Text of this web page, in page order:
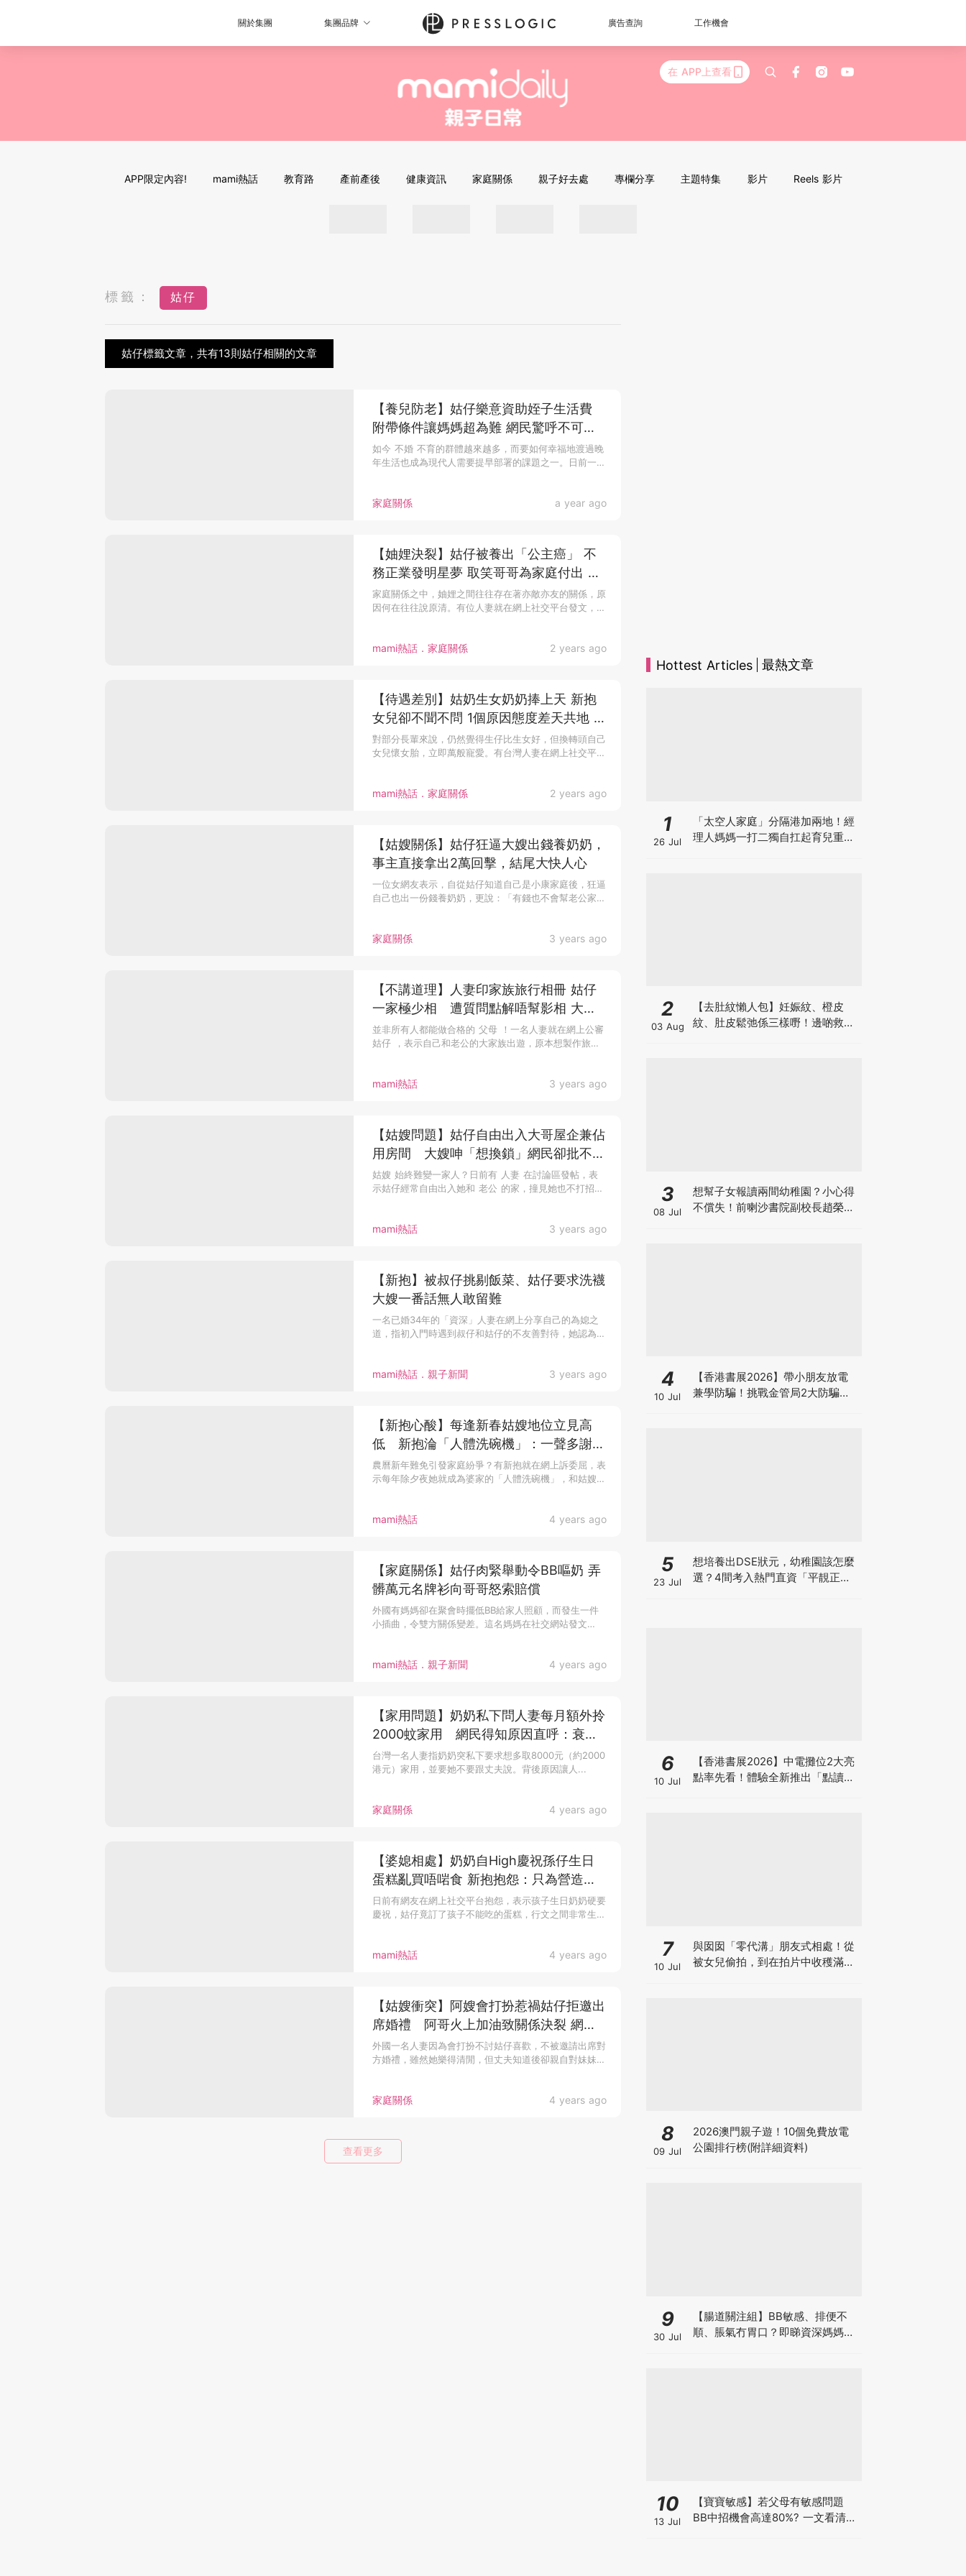
關於集團 集團品牌 廣告查詢 工作機會
在 APP上查看
APP限定內容! mami熱話 教育路 產前產後 健康資訊 家庭關係 親子好去處 專欄分享 主題特集 影片 Reels 影片
標籤： 姑仔
姑仔標籤文章，共有13則姑仔相關的文章
家庭關係 a year ago
【養兒防老】姑仔樂意資助姪子生活費
附帶條件讓媽媽超為難 網民驚呼不可答
應
如今 不婚 不育的群體越來越多，而要如何幸福地渡過晚
年生活也成為現代人需要提早部署的課題之一。日前一名
mami熱話．家庭關係 2 years ago
【妯娌決裂】姑仔被養出「公主癌」 不
務正業發明星夢 取笑哥哥為家庭付出 阿
嫂大反擊
家庭關係之中，妯娌之間往往存在著亦敵亦友的關係，原
因何在往往說原清。有位人妻就在網上社交平台發文，
mami熱話．家庭關係 2 years ago
【待遇差別】姑奶生女奶奶捧上天 新抱
女兒卻不聞不問 1個原因態度差天共地 人
妻超生氣
對部分長輩來說，仍然覺得生仔比生女好，但換轉頭自己
女兒懷女胎，立即萬般寵愛。有台灣人妻在網上社交平
家庭關係 3 years ago
【姑嫂關係】姑仔狂逼大嫂出錢養奶奶，
事主直接拿出2萬回擊，結尾大快人心
一位女網友表示，自從姑仔知道自己是小康家庭後，狂逼
自己也出一份錢養奶奶，更說：「有錢也不會幫老公家
mami熱話 3 years ago
【不講道理】人妻印家族旅行相冊 姑仔
一家極少相 遭質問點解唔幫影相 大伯
一句話KO
並非所有人都能做合格的 父母 ！一名人妻就在網上公審
姑仔 ，表示自己和老公的大家族出遊，原本想製作旅行
mami熱話 3 years ago
【姑嫂問題】姑仔自由出入大哥屋企兼佔
用房間 大嫂呻「想換鎖」網民卻批不知
好歹？
姑嫂 始終難變一家人？日前有 人妻 在討論區發帖，表
示姑仔經常自由出入她和 老公 的家，撞見她也不打招
mami熱話．親子新聞 3 years ago
【新抱】被叔仔挑剔飯菜、姑仔要求洗襪
大嫂一番話無人敢留難
一名已婚34年的「資深」人妻在網上分享自己的為媳之
道，指初入門時遇到叔仔和姑仔的不友善對待，她認為
mami熱話 4 years ago
【新抱心酸】每逢新春姑嫂地位立見高
低 新抱淪「人體洗碗機」：一聲多謝都
無
農曆新年難免引發家庭紛爭？有新抱就在網上訴委屈，表
示每年除夕夜她就成為婆家的「人體洗碗機」，和姑嫂
mami熱話．親子新聞 4 years ago
【家庭關係】姑仔肉緊舉動令BB嘔奶 弄
髒萬元名牌衫向哥哥怒索賠償
外國有媽媽卻在聚會時擺低BB給家人照顧，而發生一件
小插曲，令雙方關係變差。這名媽媽在社交網站發文
家庭關係 4 years ago
【家用問題】奶奶私下問人妻每月額外拎
2000蚊家用 網民得知原因直呼：衰過
去搶！
台灣一名人妻指奶奶突私下要求想多取8000元（約2000
港元）家用，並要她不要跟丈夫說。背後原因讓人...
mami熱話 4 years ago
【婆媳相處】奶奶自High慶祝孫仔生日
蛋糕亂買唔啱食 新抱抱怨：只為營造一
家和樂的假象
日前有網友在網上社交平台抱怨，表示孩子生日奶奶硬要
慶祝，姑仔竟訂了孩子不能吃的蛋糕，行文之間非常生
家庭關係 4 years ago
【姑嫂衝突】阿嫂會打扮惹禍姑仔拒邀出
席婚禮 阿哥火上加油致關係決裂 網卻
讚嫁對人
外國一名人妻因為會打扮不討姑仔喜歡，不被邀請出席對
方婚禮，雖然她樂得清閒，但丈夫知道後卻親自對妹妹
查看更多
Hottest Articles 最熱文章
1
26 Jul
「太空人家庭」分隔港加兩地！經
理人媽媽一打二獨自扛起育兒重
2
03 Aug
【去肚紋懶人包】妊娠紋、橙皮
紋、肚皮鬆弛係三樣嘢！邊啲救得
3
08 Jul
想幫子女報讀兩間幼稚園？小心得
不償失！前喇沙書院副校長趙榮
4
10 Jul
【香港書展2026】帶小朋友放電
兼學防騙！挑戰金管局2大防騙遊
5
23 Jul
想培養出DSE狀元，幼稚園該怎麼
選？4間考入熱門直資「平靚正」
6
10 Jul
【香港書展2026】中電攤位2大亮
點率先看！體驗全新推出「點讀故
7
10 Jul
與囡囡「零代溝」朋友式相處！從
被女兒偷拍，到在拍片中收穫滿足
8
09 Jul
2026澳門親子遊！10個免費放電
公園排行榜(附詳細資料)
9
30 Jul
【腸道關注組】BB敏感、排便不
順、脹氣冇胃口？即睇資深媽媽分
10
13 Jul
【寶寶敏感】若父母有敏感問題
BB中招機會高達80%? 一文看清預